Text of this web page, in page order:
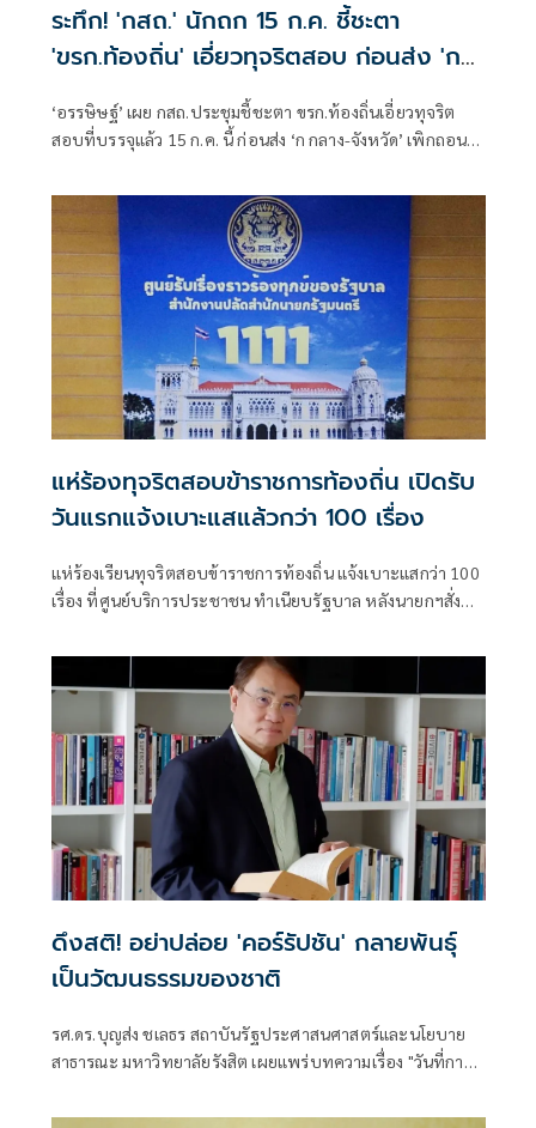
ระทึก! 'กสถ.' นักถก 15 ก.ค. ชี้ชะตา
'ขรก.ท้องถิ่น' เอี่ยวทุจริตสอบ ก่อนส่ง 'ก
กลาง-จังหวัด' เพิกถอนบรรจุ
‘อรรษิษฐ์’ เผย กสถ.ประชุมชี้ชะตา ขรก.ท้องถิ่นเอี่ยวทุจริต
สอบที่บรรจุแล้ว 15 ก.ค. นี้ ก่อนส่ง ‘ก กลาง-จังหวัด’ เพิกถอน
แห่ร้องทุจริตสอบข้าราชการท้องถิ่น เปิดรับ
วันแรกแจ้งเบาะแสแล้วกว่า 100 เรื่อง
แห่ร้องเรียนทุจริตสอบข้าราชการท้องถิ่น แจ้งเบาะแสกว่า 100
เรื่อง ที่ศูนย์บริการประชาชน ทำเนียบรัฐบาล หลังนายกฯสั่ง
ดึงสติ! อย่าปล่อย 'คอร์รัปชัน' กลายพันธุ์
เป็นวัฒนธรรมของชาติ
รศ.ดร.บุญส่ง ชเลธร สถาบันรัฐประศาสนศาสตร์และนโยบาย
สาธารณะ มหาวิทยาลัยรังสิต เผยแพร่บทความเรื่อง "วันที่การ